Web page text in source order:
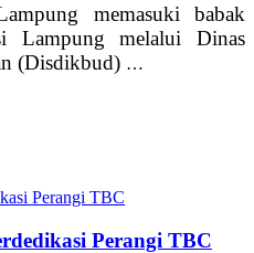
memasuki babak
Lampung melalui Dinas
(Disdikbud) …
Perangi TBC